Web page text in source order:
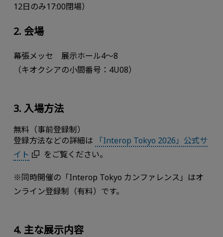
12日のみ17:00閉場）
2. 会場
幕張メッセ 展示ホール4～8
（キオクシアの小間番号：4U08）
3. 入場方法
無料（事前登録制）
登録方法などの詳細は
「Interop Tokyo 2026」公式サ
イト
をご覧ください。
※同時開催の「Interop Tokyo カンファレンス」はオ
ンライン登録制（有料）です。
4. 主な展示内容